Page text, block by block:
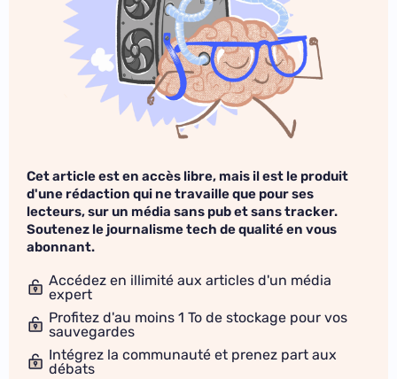
Cet article est en accès libre, mais il est le produit
d'une rédaction qui ne travaille que pour ses
lecteurs, sur un média sans pub et sans tracker.
Soutenez le journalisme tech de qualité en vous
abonnant.
Accédez en illimité aux articles d'un média
expert
Profitez d'au moins 1 To de stockage pour vos
sauvegardes
Intégrez la communauté et prenez part aux
débats